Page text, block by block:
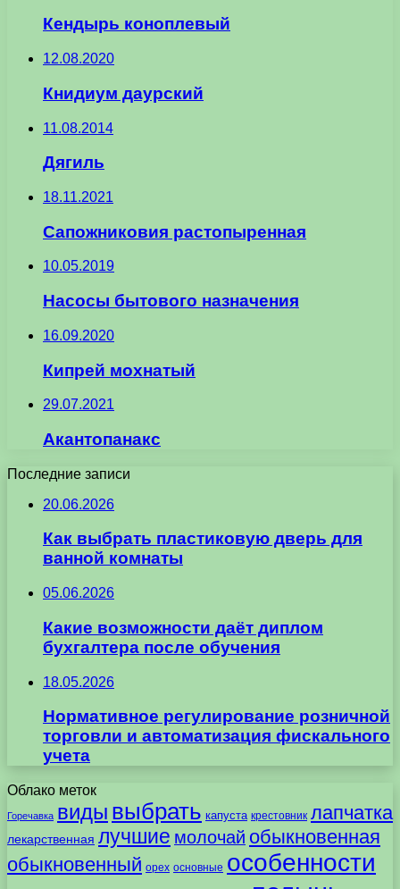
Кендырь коноплевый
12.08.2020
Книдиум даурский
11.08.2014
Дягиль
18.11.2021
Сапожниковия растопыренная
10.05.2019
Насосы бытового назначения
16.09.2020
Кипрей мохнатый
29.07.2021
Акантопанакс
Последние записи
20.06.2026
Как выбрать пластиковую дверь для
ванной комнаты
05.06.2026
Какие возможности даёт диплом
бухгалтера после обучения
18.05.2026
Нормативное регулирование розничной
торговли и автоматизация фискального
учета
Облако меток
Горечавка виды выбрать капуста крестовник лапчатка
лекарственная лучшие молочай обыкновенная
обыкновенный орех основные особенности